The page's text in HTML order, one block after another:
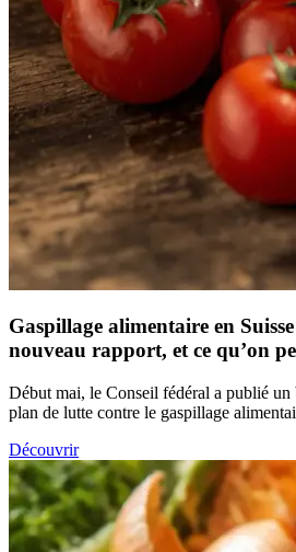
Gaspillage alimentaire en
nouveau rapport, et ce qu’on
Début mai, le Conseil fédéral a publié un
plan de lutte contre le gaspillage
Découvrir